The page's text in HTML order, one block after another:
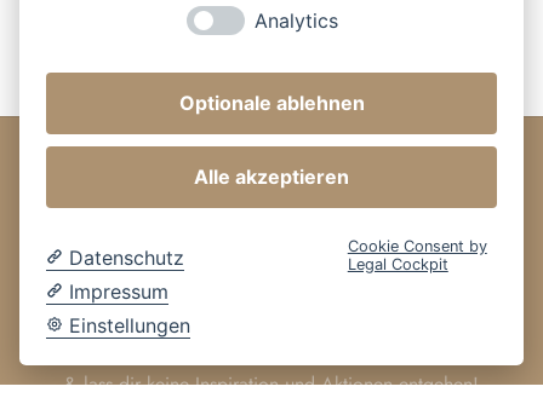
BESTELLUNG
ÜBER UNS
& lass dir keine Inspiration und Aktionen entgehen!
Analytics
Optionale ablehnen
Alle akzeptieren
Datenschutz
Impressum
Einstellungen
Cookie Consent by
Legal Cockpit